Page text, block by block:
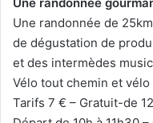
Une randonnée de
de dégustation de
et des intermèdes
Vélo tout chemin et
Tarifs 7 € – Gratuit-de